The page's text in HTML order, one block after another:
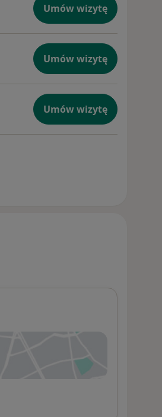
Umów wizytę
Umów wizytę
Umów wizytę
karcie